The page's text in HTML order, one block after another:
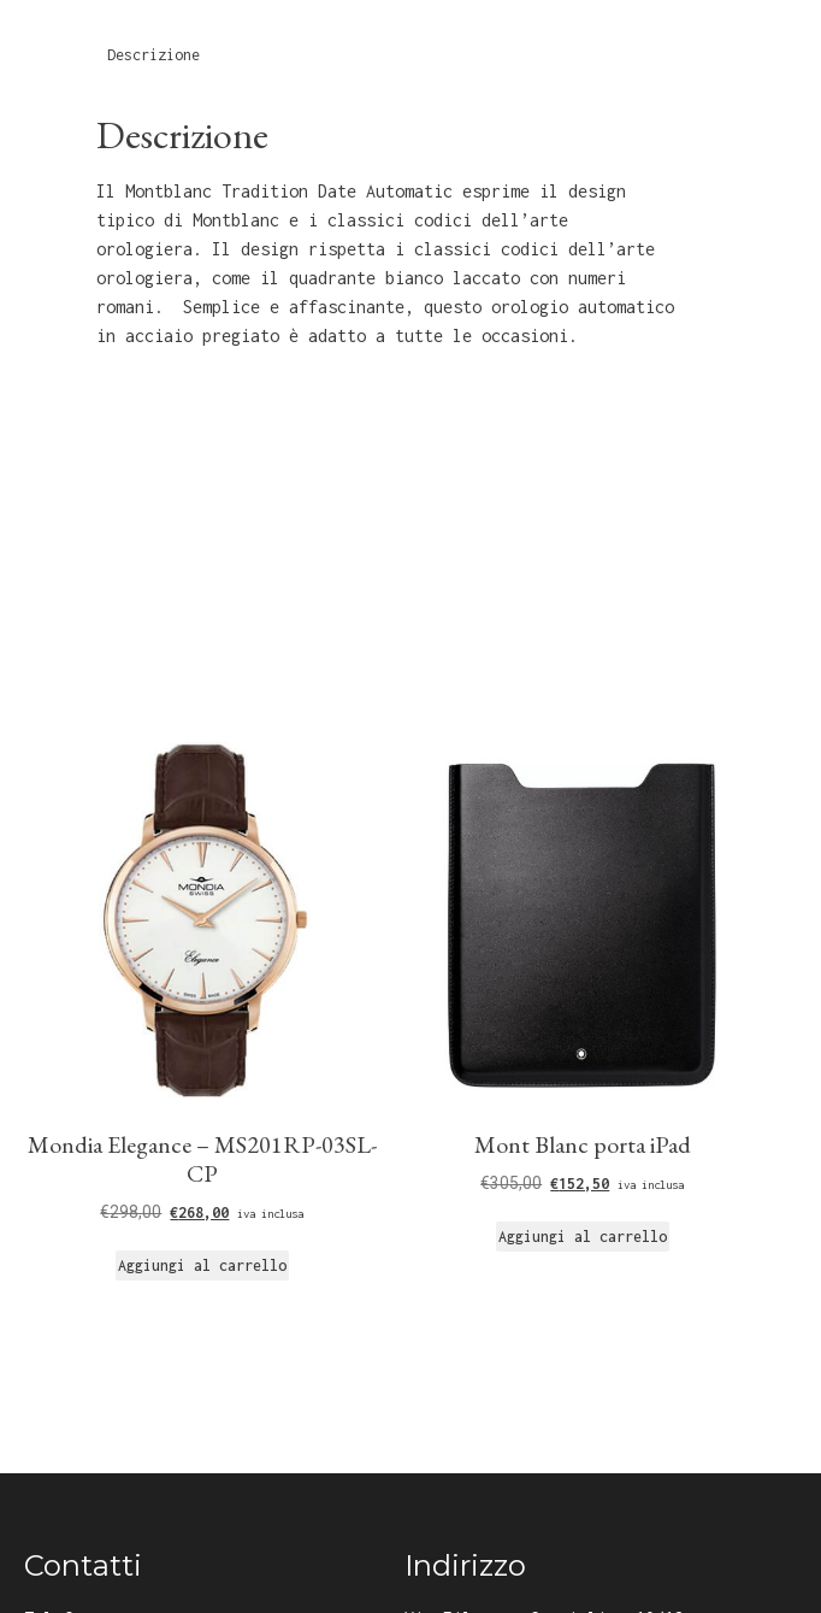
Descrizione
Descrizione
Il Montblanc Tradition Date Automatic esprime il design
tipico di Montblanc e i classici codici dell’arte
orologiera. Il design rispetta i classici codici dell’arte
orologiera, come il quadrante bianco laccato con numeri
romani. Semplice e affascinante, questo orologio automatico
in acciaio pregiato è adatto a tutte le occasioni.
Mondia Elegance – MS201RP-03SL-
CP
€298,00 €268,00 iva inclusa
Aggiungi al carrello
Mont Blanc porta iPad
€305,00 €152,50 iva inclusa
Aggiungi al carrello
Contatti Indirizzo